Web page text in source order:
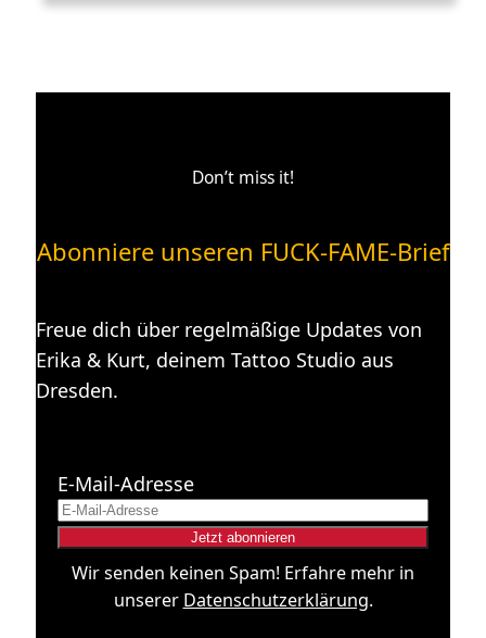
Don’t miss it!
Abonniere unseren FUCK-FAME-Brief
Freue dich über regelmäßige Updates von
Erika & Kurt, deinem Tattoo Studio aus
Dresden.
E-Mail-Adresse
Wir senden keinen Spam! Erfahre mehr in
unserer Datenschutzerklärung.